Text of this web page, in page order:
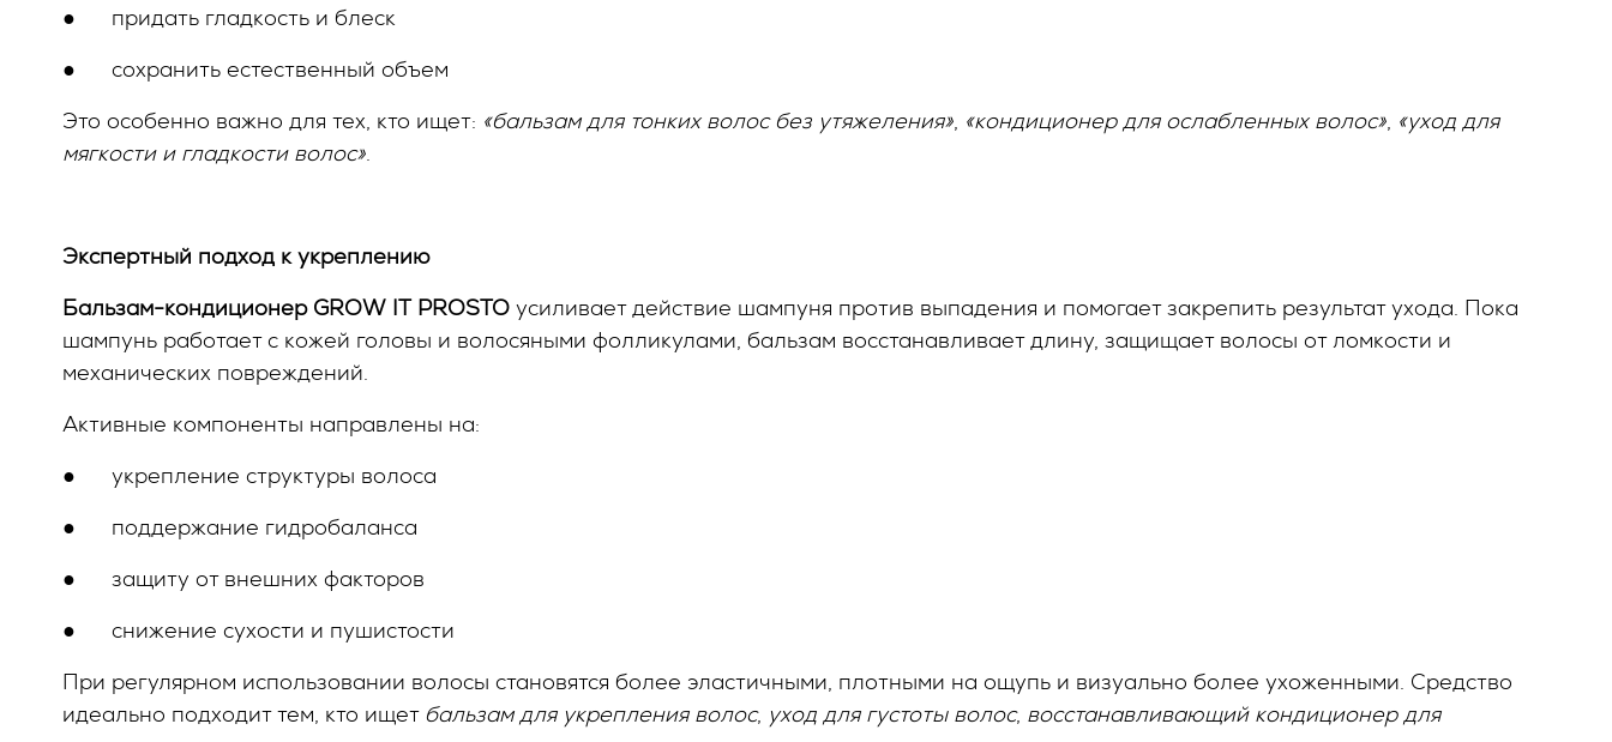
● придать гладкость и блеск
● сохранить естественный объем
Это особенно важно для тех, кто ищет: «бальзам для тонких волос без утяжеления», «кондиционер для ослабленных волос», «уход для
мягкости и гладкости волос».
Экспертный подход к укреплению
Бальзам-кондиционер GROW IT PROSTO усиливает действие шампуня против выпадения и помогает закрепить результат ухода. Пока
шампунь работает с кожей головы и волосяными фолликулами, бальзам восстанавливает длину, защищает волосы от ломкости и
механических повреждений.
Активные компоненты направлены на:
● укрепление структуры волоса
● поддержание гидробаланса
● защиту от внешних факторов
● снижение сухости и пушистости
При регулярном использовании волосы становятся более эластичными, плотными на ощупь и визуально более ухоженными. Средство
идеально подходит тем, кто ищет бальзам для укрепления волос, уход для густоты волос, восстанавливающий кондиционер для